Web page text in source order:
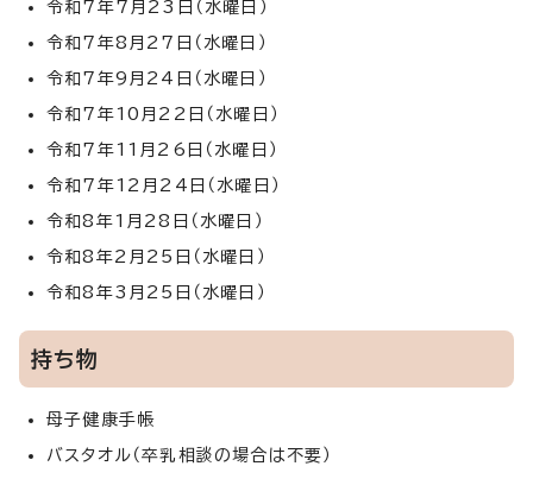
令和7年7月23日（水曜日）
令和7年8月27日（水曜日）
令和7年9月24日（水曜日）
令和7年10月22日（水曜日）
令和7年11月26日（水曜日）
令和7年12月24日（水曜日）
令和8年1月28日（水曜日）
令和8年2月25日（水曜日）
令和8年3月25日（水曜日）
持ち物
母子健康手帳
バスタオル（卒乳相談の場合は不要）